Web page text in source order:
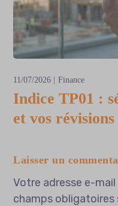
11/07/2026 Finance
Indice TP01 :
et vos
Laisser un
Votre adresse e-mail
champs obligatoires